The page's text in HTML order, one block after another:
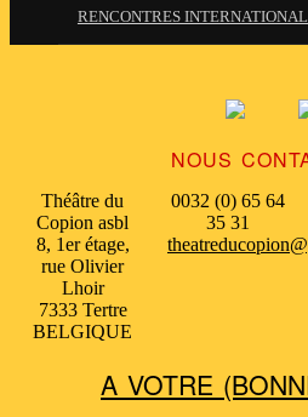
RENCONTRES
NOUS
Théâtre du
Copion asbl
8, 1er étage,
rue Olivier
Lhoir
7333 Tertre
BELGIQUE
0032 (0) 65 64
35 31
A VOTRE